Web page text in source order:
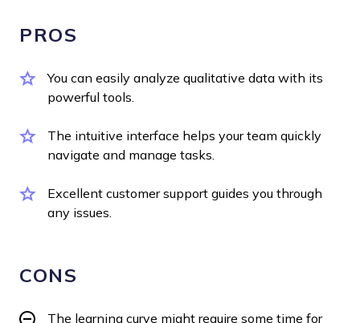
PROS
You can easily analyze qualitative data with its
powerful tools.
The intuitive interface helps your team quickly
navigate and manage tasks.
Excellent customer support guides you through
any issues.
CONS
The learning curve might require some time for